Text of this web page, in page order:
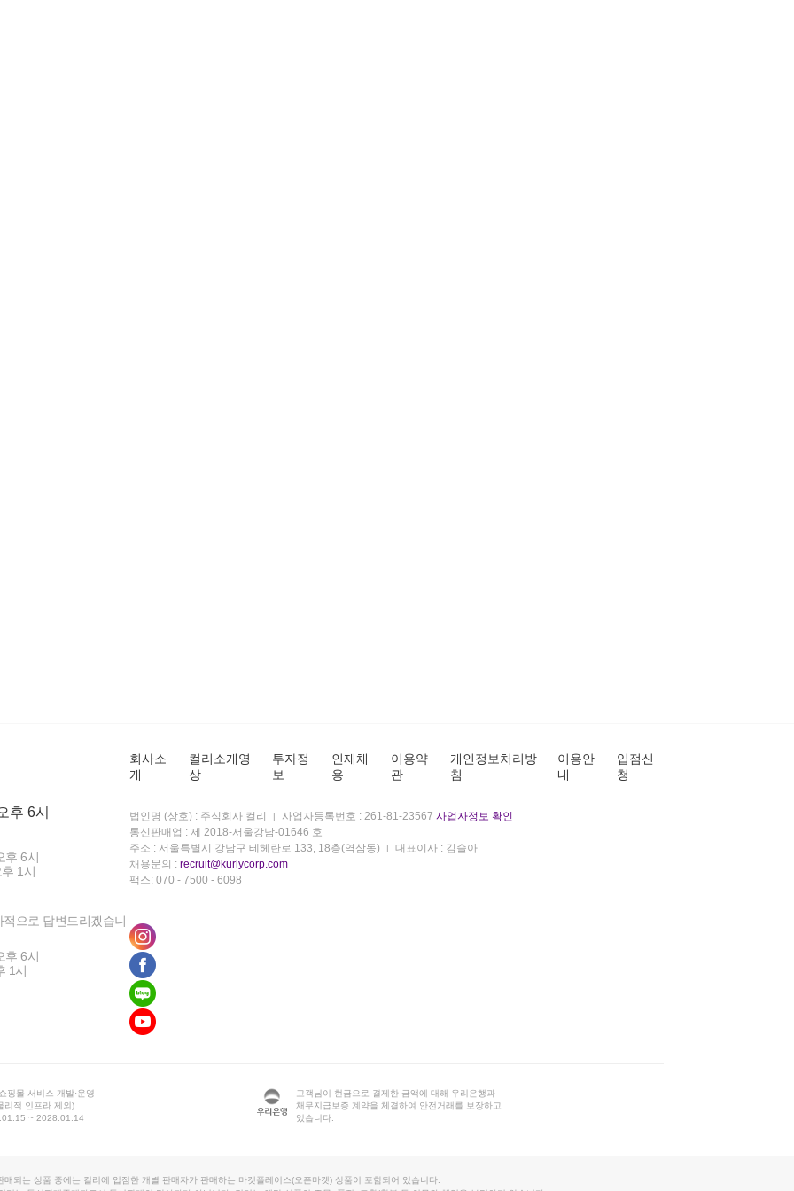
후 6시
후 6시
1시
으로 답변드리겠습니
후 6시
1시
회사소
개
컬리소개영
상
투자정
보
인재채
용
이용약
관
개인정보처리방
침
이용안
내
입점신
청
법인명 (상호) : 주식회사 컬리 사업자등록번호 : 261-81-23567 사업자정보 확인
통신판매업 : 제 2018-서울강남-01646 호
주소 : 서울특별시 강남구 테헤란로 133, 18층(역삼동)
대표이사 : 김슬아
채용문의 : recruit@kurlycorp.com
팩스: 070 - 7500 - 6098
핑몰 서비스 개발·운영
리적 인프라 제외)
~ 2028.01.14
고객님이 현금으로 결제한 금액에 대해 우리은행과
채무지급보증 계약을 체결하여 안전거래를 보장하고
있습니다.
매되는 상품 중에는 컬리에 입점한 개별 판매자가 판매하는 마켓플레이스(오픈마켓) 상품이 포함되어 있습니다.